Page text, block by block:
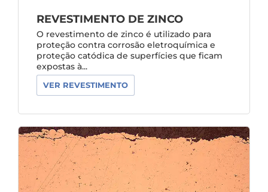
REVESTIMENTO DE ZINCO
O revestimento de zinco é utilizado para
proteção contra corrosão eletroquímica e
proteção catódica de superfícies que ficam
expostas à...
VER REVESTIMENTO